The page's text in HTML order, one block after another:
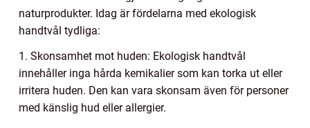
naturprodukter. Idag är fördelarna med ekologisk
handtvål tydliga:
1. Skonsamhet mot huden: Ekologisk handtvål
innehåller inga hårda kemikalier som kan torka ut eller
irritera huden. Den kan vara skonsam även för personer
med känslig hud eller allergier.